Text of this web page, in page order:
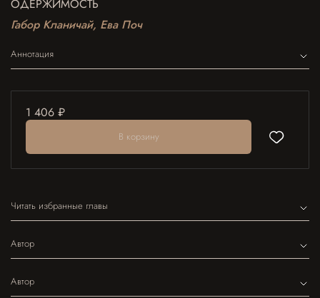
ОДЕРЖИМОСТЬ
Габор Кланичай, Ева Поч
Аннотация
1 406 ₽
В корзину
Читать избранные главы
Автор
Автор